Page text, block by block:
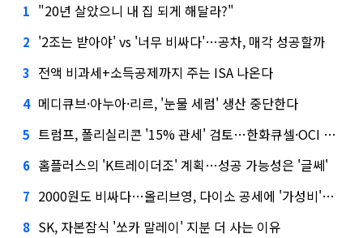
1 "20년 살았으니 내 집 되게 해달라?"
2 '2조는 받아야' vs '너무 비싸다'…공차, 매각 성공할까
3 전액 비과세+소득공제까지 주는 ISA 나온다
4 메디큐브·아누아·리르, '눈물 세럼' 생산 중단한다
5 트럼프, 폴리실리콘 '15% 관세' 검토…한화큐셀·OCI 영향은?
6 홈플러스의 'K트레이더조' 계획…성공 가능성은 '글쎄'
7 2000원도 비싸다…올리브영, 다이소 공세에 '가성비'로 맞불
8 SK, 자본잠식 '쏘카 말레이' 지분 더 사는 이유